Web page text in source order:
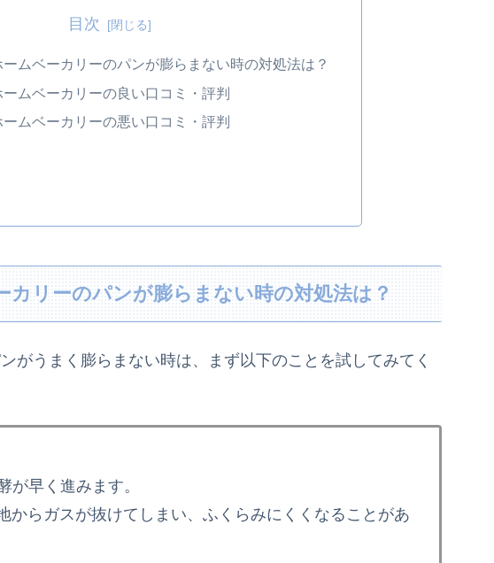
目次
ームベーカリーのパンが膨らまない時の対処法は？
ームベーカリーの良い口コミ・評判
ームベーカリーの悪い口コミ・評判
カリーのパンが膨らまない時の対処法は？
がうまく膨らまない時は、まず以下のことを試してみてく
早く進みます。
からガスが抜けてしまい、ふくらみにくくなることがあ